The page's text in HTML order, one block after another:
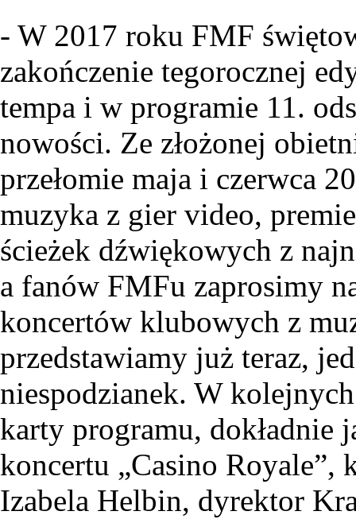
- W 2017 roku FMF
zakończenie tegorocznej
tempa i w programie 11.
nowości. Ze złożonej
przełomie maja i czerwca
muzyka z gier video,
ścieżek dźwiękowych z
a fanów FMFu zaprosimy
koncertów klubowych z
przedstawiamy już teraz,
niespodzianek. W
karty programu, dokładnie
koncertu „Casino
Izabela Helbin, dyrektor